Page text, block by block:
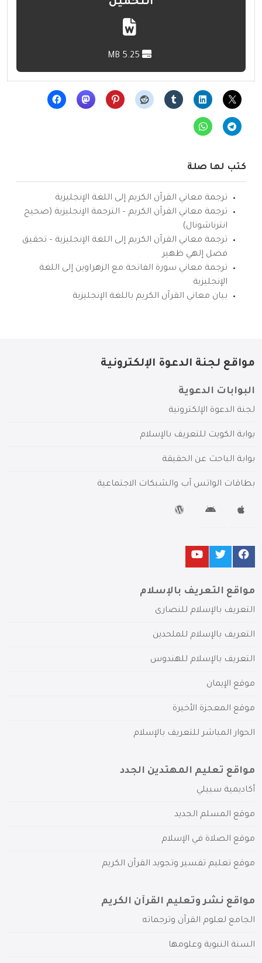
التحميل
كتب لها صلة
ترجمة معاني القرآن الكريم إلى اللغة الإنجليزية
ترجمة معاني القرآن الكريم – الترجمة الإنجليزية (صحيح
انترناشونال)
ترجمة معاني القرآن الكريم إلى اللغة الإنجليزية – تحقيق
فضل إلهي ظهير
ترجمة معاني سورة الفاتحة مع الزهراوين إلى اللغة
الإنجليزية
بيان معاني القرآن الكريم باللغة الإنجليزية
مواقع لجنة الدعوة الإلكترونية
البوابات الدعوية
لجنة الدعوة الإلكترونية
بوابة الكويت للتعريف بالإسلام
بوابة الباحث عن الحقيقة
بطاقات الواتس آب والشبكات الاجتماعية
مواقع التعريف بالإسلام
التعريف بالإسلام للنصارى
التعريف بالإسلام للملحدين
التعريف بالإسلام للهندوس
موقع الإيمان
موقع المعجزة الأخيرة
الحوار المباشر للتعريف بالإسلام
مواقع تعليم المهتدين الجدد
أكاديمية سبيلي
موقع المسلم الجديد
موقع الصلاة في الإسلام
موقع تعليم تفسير وتجويد القرآن الكريم
مواقع نشر وتعليم القرآن الكريم
الجامع لعلوم القرآن وترجماته
السنة النبوية وعلومها